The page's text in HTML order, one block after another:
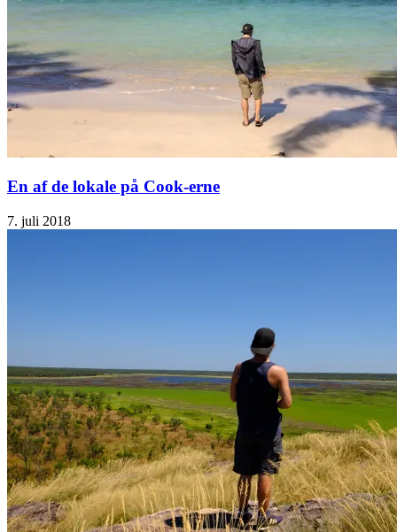
En af de lokale på Cook-erne
7. juli 2018